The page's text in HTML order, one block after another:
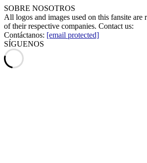
SOBRE NOSOTROS
All logos and images used on this fansite are
of their respective companies. Contact us:
Contáctanos: [email protected]
SÍGUENOS